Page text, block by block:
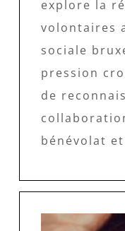
explore la
volontaires
sociale
pression
de
bénévolat